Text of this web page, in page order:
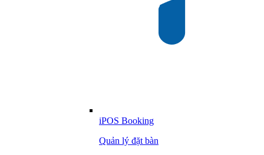
iPOS Booking
Quản lý đặt bàn